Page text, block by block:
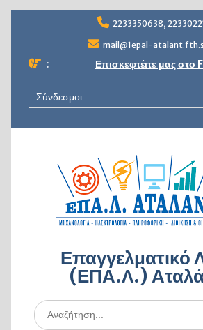
2233350638,
mail@1epal-
: Επισκεφτέιτε μας στο
Σύνδεσμοι
Επαγγελματικό
(ΕΠΑ.Λ.)
Search
for: